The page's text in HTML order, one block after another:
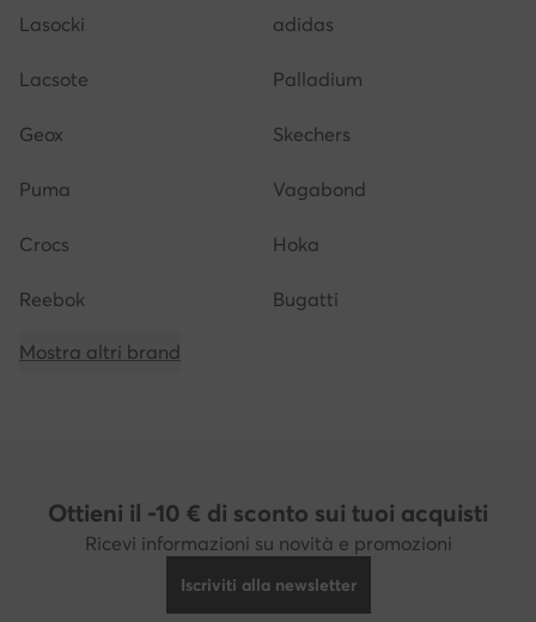
Lasocki adidas
Lacsote Palladium
Geox Skechers
Puma Vagabond
Crocs Hoka
Reebok Bugatti
Mostra altri brand
Ottieni il -10 € di sconto sui tuoi acquisti
Ricevi informazioni su novità e promozioni
Iscriviti alla newsletter